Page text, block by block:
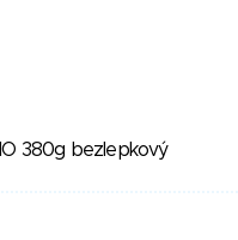
380g bezlepkový